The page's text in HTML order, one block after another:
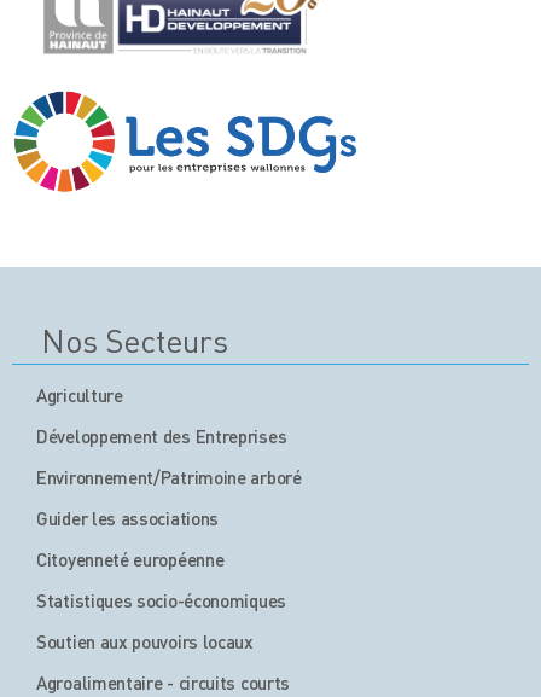
Nos Secteurs
Agriculture
Développement des Entreprises
Environnement/Patrimoine arboré
Guider les associations
Citoyenneté européenne
Statistiques socio-économiques
Soutien aux pouvoirs locaux
Agroalimentaire - circuits courts